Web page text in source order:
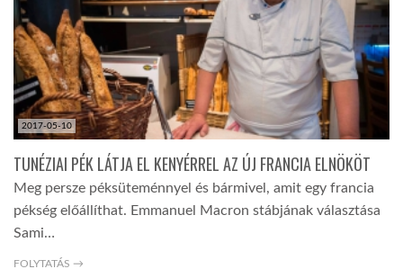
2017-05-10
TUNÉZIAI PÉK LÁTJA EL KENYÉRREL AZ ÚJ FRANCIA ELNÖKÖT
Meg persze péksüteménnyel és bármivel, amit egy francia
pékség előállíthat. Emmanuel Macron stábjának választása
Sami…
FOLYTATÁS →